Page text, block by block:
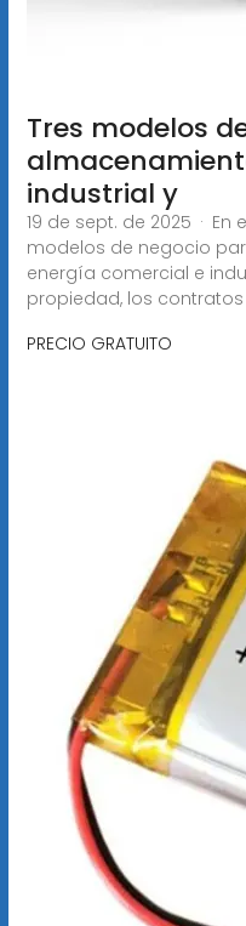
Tres modelos
industrial y
19 de sept. de 2025 ·
modelos de negocio
energía comercial e
propiedad, los
PRECIO GRATUITO